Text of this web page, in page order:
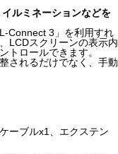
ルミネーションなどを
Connect 3」を利用すれ
LCDスクリーンの表示内
トロールできます。
されるだけでなく、手動
ーブルx1、エクステン